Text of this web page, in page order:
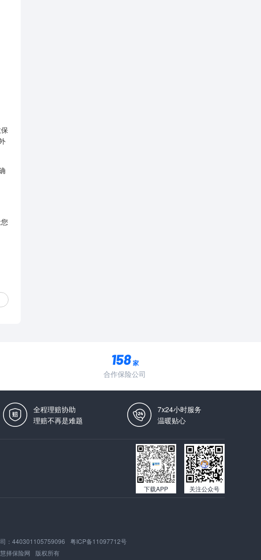
家
合作保险公司
全程理赔协助
理赔不再是难题
7x24小时服务
温暖贴心
下载APP 关注公众号
： 440301105759096
粤ICP备11097712号
慧择保险网 版权所有